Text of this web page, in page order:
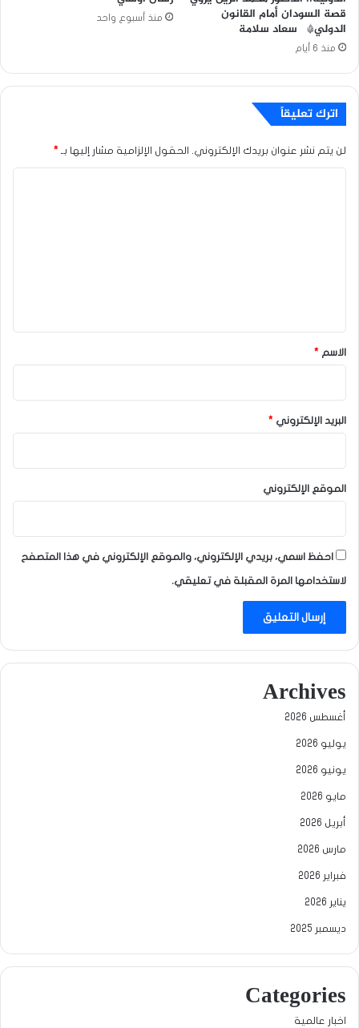
قصة السودان أمام القانون
الدولي* سعاد سلامة
منذ 6 أيام
منذ أسبوع واحد
اترك تعليقاً
لن يتم نشر عنوان بريدك الإلكتروني. الحقول الإلزامية مشار إليها بـ *
*الاسم *
البريد الإلكتروني *
الموقع الإلكتروني
احفظ اسمي، بريدي الإلكتروني، والموقع الإلكتروني في هذا المتصفح
لاستخدامها المرة المقبلة في تعليقي.
Archives
أغسطس 2026
يوليو 2026
يونيو 2026
مايو 2026
أبريل 2026
مارس 2026
فبراير 2026
يناير 2026
ديسمبر 2025
Categories
اخبار عالمية